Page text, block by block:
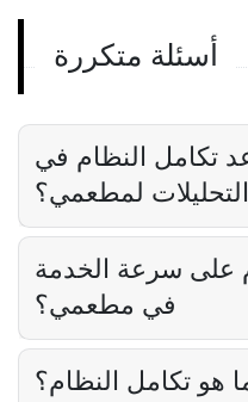
إدارة التوصيل
Derrick
أسئلة متكررة
تكامل النظام في
التحليلات لمطعمي؟
على سرعة الخدمة
في مطعمي؟
هو تكامل النظام؟